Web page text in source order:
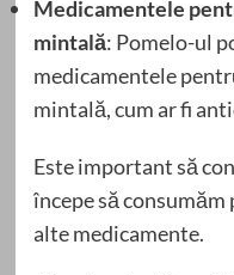
Medicamentele
mintală: Pomelo-ul
medicamentele
mintală, cum ar fi
Este important să
începe să consumăm
alte medicamente.